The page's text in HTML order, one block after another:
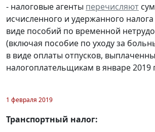
- налоговые агенты перечисляют
исчисленного и удержанного
виде пособий по временной
(включая пособие по уходу за
в виде оплаты отпусков,
налогоплательщикам в январе 2019
1 февраля 2019
Транспортный налог: